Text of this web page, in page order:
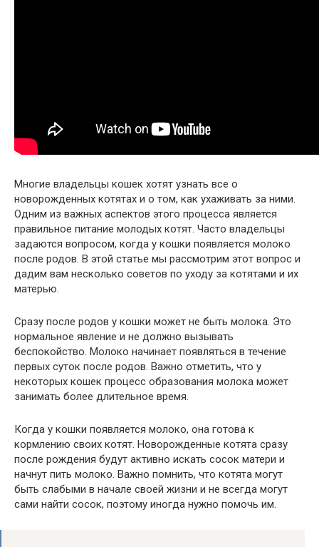
Многие владельцы кошек хотят узнать все о
новорожденных котятах и о том, как ухаживать за ними.
Одним из важных аспектов этого процесса является
правильное питание молодых котят. Часто владельцы
задаются вопросом, когда у кошки появляется молоко
после родов. В этой статье мы рассмотрим этот вопрос и
дадим вам несколько советов по уходу за котятами и их
матерью.
Сразу после родов у кошки может не быть молока. Это
нормальное явление и не должно вызывать
беспокойство. Молоко начинает появляться в течение
первых суток после родов. Важно отметить, что у
некоторых кошек процесс образования молока может
занимать более длительное время.
Когда у кошки появляется молоко, она готова к
кормлению своих котят. Новорожденные котята сразу
после рождения будут активно искать сосок матери и
начнут пить молоко. Важно помнить, что котята могут
быть слабыми в начале своей жизни и не всегда могут
сами найти сосок, поэтому иногда нужно помочь им.